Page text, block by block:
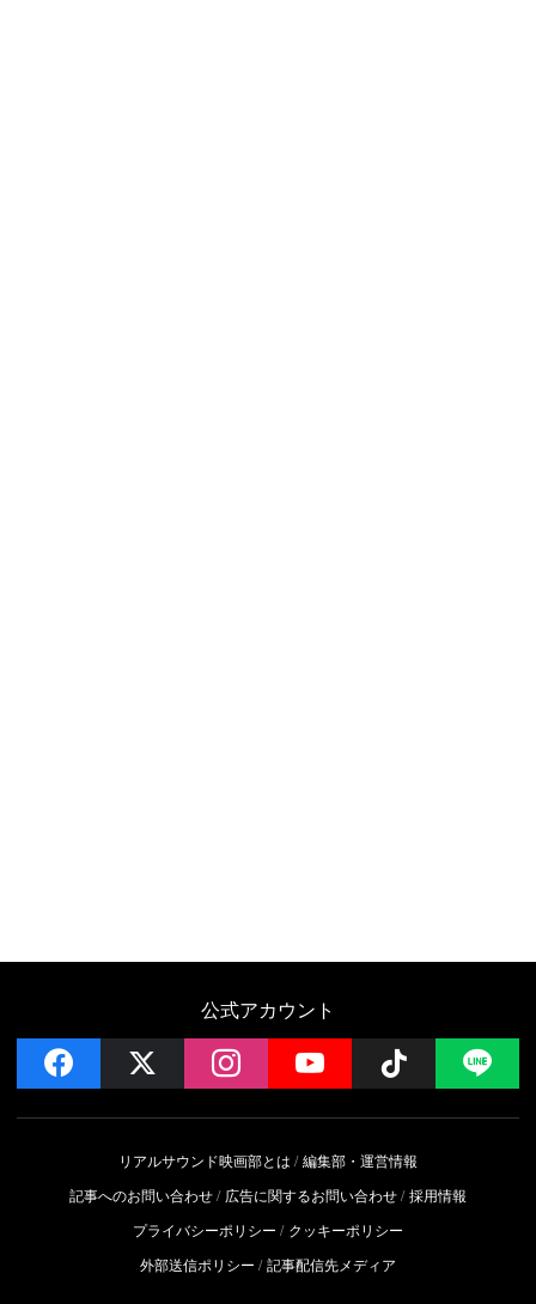
公式アカウント
facebook instagramYouTube Follow
リアルサウンド映画部とは
編集部・運営情報
記事へのお問い合わせ
広告に関するお問い合わせ 採用情報
プライバシーポリシー
クッキーポリシー
外部送信ポリシー
記事配信先メディア